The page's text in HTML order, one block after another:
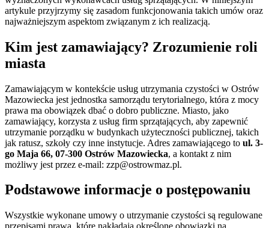
artykule przyjrzymy się zasadom funkcjonowania takich umów oraz
najważniejszym aspektom związanym z ich realizacją.
Kim jest zamawiający? Zrozumienie roli
miasta
Zamawiającym w kontekście usług utrzymania czystości w Ostrów
Mazowiecka jest jednostka samorządu terytorialnego, która z mocy
prawa ma obowiązek dbać o dobro publiczne. Miasto, jako
zamawiający, korzysta z usług firm sprzątających, aby zapewnić
utrzymanie porządku w budynkach użyteczności publicznej, takich
jak ratusz, szkoły czy inne instytucje. Adres zamawiającego to ul. 3-
go Maja 66, 07-300 Ostrów Mazowiecka, a kontakt z nim
możliwy jest przez e-mail: zzp@ostrowmaz.pl.
Podstawowe informacje o postępowaniu
Wszystkie wykonane umowy o utrzymanie czystości są regulowane